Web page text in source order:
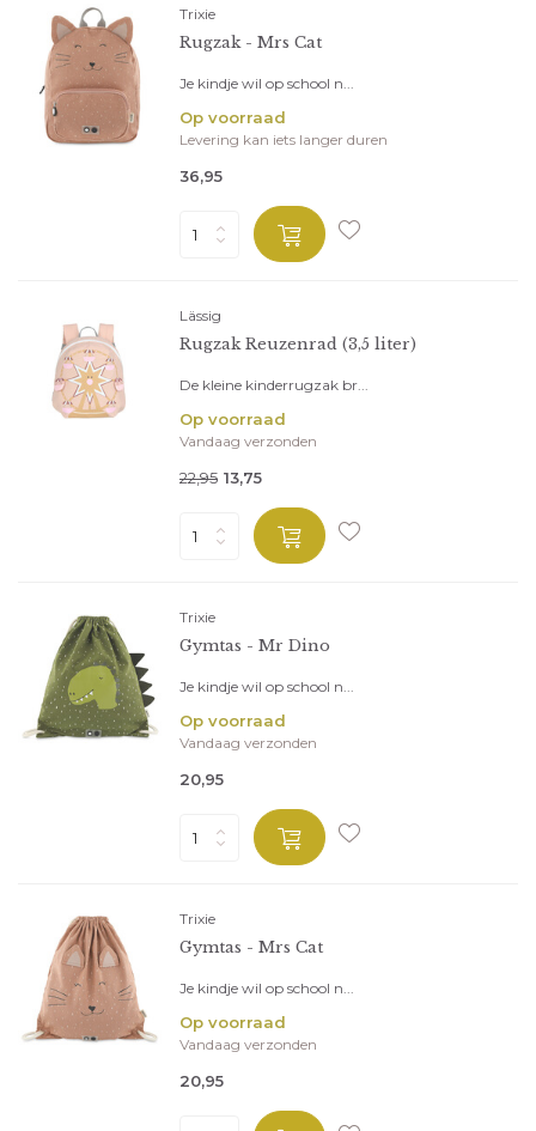
Trixie
Rugzak - Mrs Cat
Je kindje wil op school n...
Op voorraad
Levering kan iets langer duren
36,95
Lässig
Rugzak Reuzenrad (3,5 liter)
De kleine kinderrugzak br...
Op voorraad
Vandaag verzonden
22,95 13,75
Trixie
Gymtas - Mr Dino
Je kindje wil op school n...
Op voorraad
Vandaag verzonden
20,95
Trixie
Gymtas - Mrs Cat
Je kindje wil op school n...
Op voorraad
Vandaag verzonden
20,95